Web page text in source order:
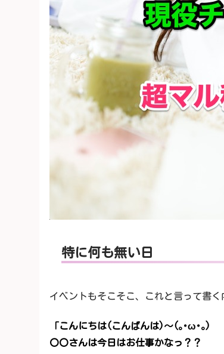
特に何も無い日
イベントもそこそこ、これと言って書
「こんにちは(こんばんは)〜(｡･ω･｡)
〇〇さんは今日はお仕事かなっ？？